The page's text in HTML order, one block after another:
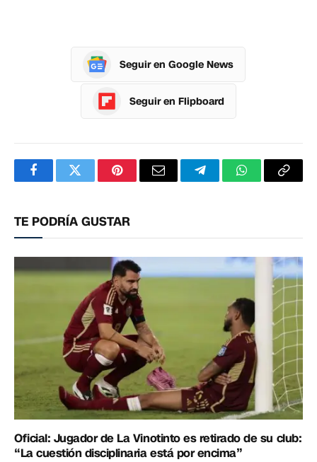
Seguir en Google News
Seguir en Flipboard
FacebookTwitterPinterestCorreoTelegramWhatsApp
TE PODRÍA GUSTAR
Oficial: Jugador de La Vinotinto es retirado de su club:
“La cuestión disciplinaria está por encima”